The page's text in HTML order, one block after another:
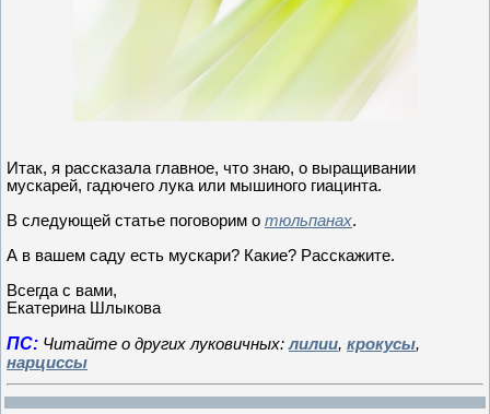
Итак, я рассказала главное, что знаю, о выращивании
мускарей, гадючего лука или мышиного гиацинта.
В следующей статье поговорим о тюльпанах.
А в вашем саду есть мускари? Какие? Расскажите.
Всегда с вами,
Екатерина Шлыкова
ПС: Читайте о других луковичных:лилии, крокусы,
нарциссы